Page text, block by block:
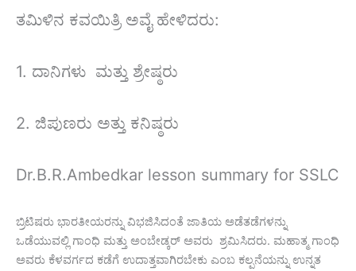
ತಮಿಳಿನ ಕವಯಿತ್ರಿ ಅವೈ ಹೇಳಿದರು:
1. ದಾನಿಗಳು ಮತ್ತು ಶ್ರೇಷ್ಠರು
2. ಜಿಪುಣರು ಅತ್ತು ಕನಿಷ್ಠರು
Dr.B.R.Ambedkar lesson summary for SSLC
ಬ್ರಿಟಿಷರು ಭಾರತೀಯರನ್ನು ವಿಭಜಿಸಿದಂತೆ ಜಾತಿಯ ಅಡೆತಡೆಗಳನ್ನು
ಒಡೆಯುವಲ್ಲಿ ಗಾಂಧಿ ಮತ್ತು ಅಂಬೇಡ್ಕರ್ ಅವರು ಶ್ರಮಿಸಿದರು. ಮಹಾತ್ಮ ಗಾಂಧಿ
ಅವರು ಕೆಳವರ್ಗದ ಕಡೆಗೆ ಉದಾತ್ತವಾಗಿರಬೇಕು ಎಂಬ ಕಲ್ಪನೆಯನ್ನು ಉನ್ನತ